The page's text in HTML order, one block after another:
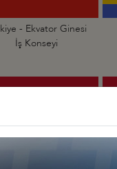
- Ekvator Ginesi
İş Konseyi